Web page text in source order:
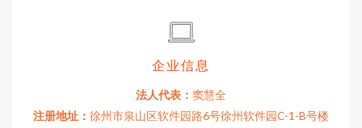
企业信息
法人代表： 窦慧全
注册地址： 徐州市泉山区软件园路6号徐州软件园C-1-B号楼